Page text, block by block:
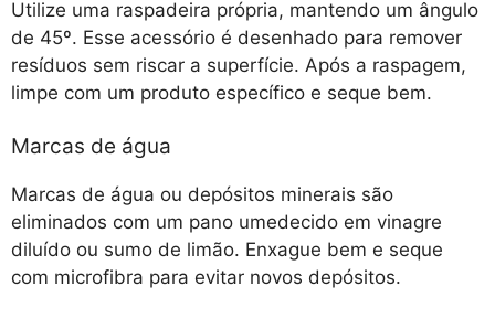
Utilize uma raspadeira própria, mantendo um ângulo
de 45º. Esse acessório é desenhado para remover
resíduos sem riscar a superfície. Após a raspagem,
limpe com um produto específico e seque bem.
Marcas de água
Marcas de água ou depósitos minerais são
eliminados com um pano umedecido em vinagre
diluído ou sumo de limão. Enxague bem e seque
com microfibra para evitar novos depósitos.